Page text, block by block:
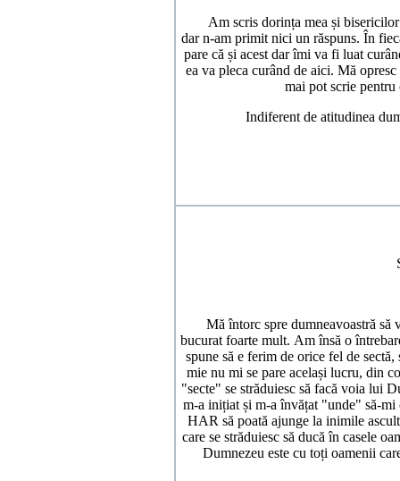
Am scris dorința mea și bisericilor
dar n-am primit nici un răspuns. În
pare că și acest dar îmi va fi luat
ea va pleca curând de aici. Mă
mai pot scrie
Indiferent de atitudinea
Mă întorc spre dumneavoastră să
bucurat foarte mult. Am însă o
spune să e ferim de orice fel de
mie nu mi se pare același lucru, din
"secte" se străduiesc să facă voia lui
m-a inițiat și m-a învățat "unde" să-mi
HAR să poată ajunge la inimile
care se străduiesc să ducă în casele
Dumnezeu este cu toți oamenii